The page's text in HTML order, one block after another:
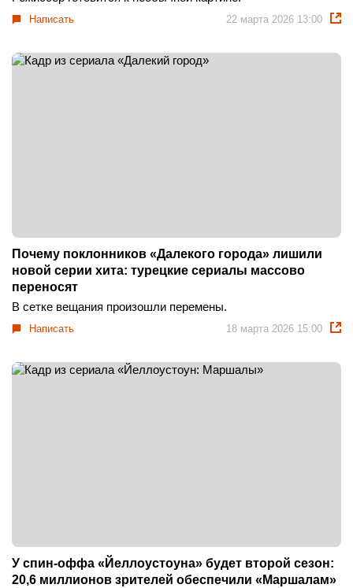
Написать 22 марта 2026 13:00
Почему поклонников «Далекого города» лишили
новой серии хита: турецкие сериалы массово
переносят
В сетке вещания произошли перемены.
Написать 18 марта 2026 15:00
У спин-оффа «Йеллоустоуна» будет второй сезон:
20,6 миллионов зрителей обеспечили «Маршалам»